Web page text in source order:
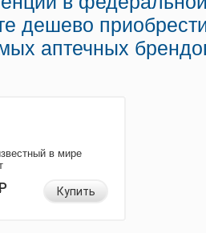
дешево
аптечных
в мире
Купить